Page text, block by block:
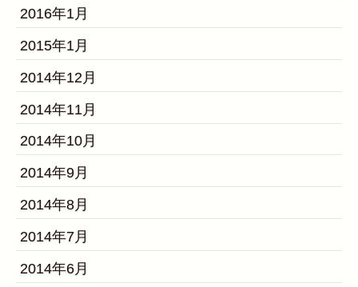
2016年1月
2015年1月
2014年12月
2014年11月
2014年10月
2014年9月
2014年8月
2014年7月
2014年6月